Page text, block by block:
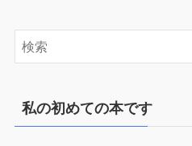
私の初めての本です